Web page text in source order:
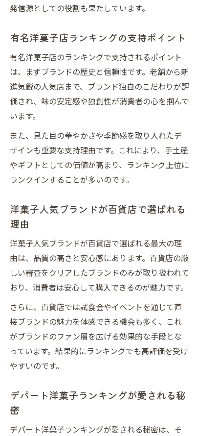
発信源としての役割も果たしています。
有名洋菓子店ランキングの支持ポイント
有名洋菓子店のランキングで支持されるポイント
は、まずブランドの歴史と信頼性です。老舗から新
進気鋭の人気店まで、ブランド独自のこだわりが評
価され、味の安定感や独創性が消費者の心を掴んで
います。
また、見た目の華やかさや季節感を取り入れたデ
ザインも重要な支持理由です。これにより、手土産
やギフトとしての価値が高まり、ランキング上位に
ランクインすることが多いのです。
洋菓子人気ブランドが百貨店で選ばれる
理由
洋菓子人気ブランドが百貨店で選ばれる最大の理
由は、品質の高さと安心感にあります。百貨店の厳
しい審査をクリアしたブランドのみが取り扱われて
おり、消費者は安心して購入できるのが魅力です。
さらに、百貨店では試食会やイベントを通じて直
接ブランドの魅力を体感できる機会も多く、これ
がブランドのファン層を広げる効果的な手段とな
っています。結果的にランキングでも高評価を受け
やすいのです。
デパート洋菓子ランキングが愛される秘
密
デパート洋菓子ランキングが愛される秘密は、そ